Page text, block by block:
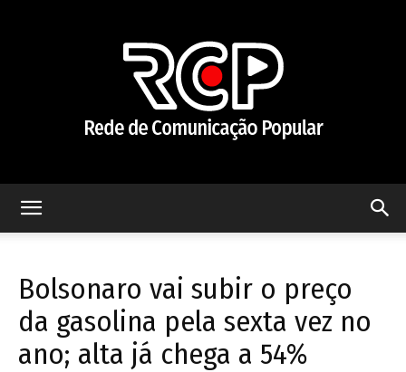
Bolsonaro vai subir o preço
da gasolina pela sexta vez no
ano; alta já chega a 54%